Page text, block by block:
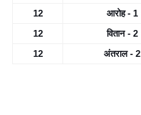
12 आरोह - 1
12 वितान - 2
12 अंतराल - 2